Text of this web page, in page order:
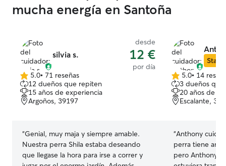
mucha energía en Santoña
silvia s.
desde
12 €
por día
5.0
de
5
estrellas
5.0• 71 reseñas
12 dueños que repiten
15 años de experiencia
Argoños, 39197
“Genial, muy maja y siempre amable.
Nuestra perra Shila estaba deseando
que llegase la hora para irse a correr y
Star
5.0
de
5
estrellas
5.0• 14
3 dueños
20 años de
Escalante,
“Anthony cuidó
perra tiene
pero Anthony